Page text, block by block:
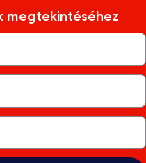
megtekintéséhez